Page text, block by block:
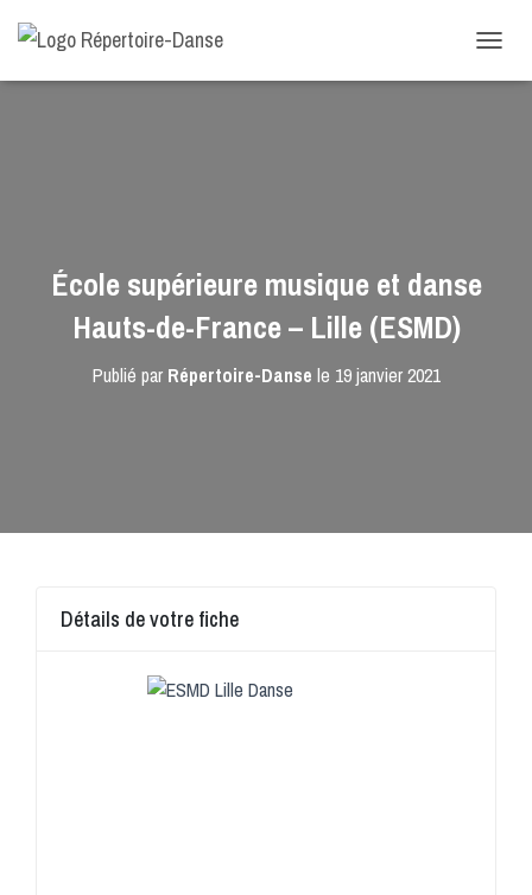
É
École supérieure musique et danse
Hauts-de-France – Lille (ESMD)
Publié par Répertoire-Danse le 19 janvier 2021
Détails de votre fiche